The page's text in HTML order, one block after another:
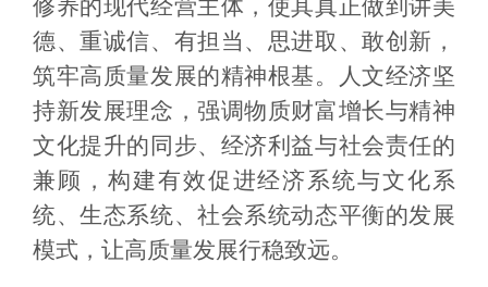
修养的现代经营主体，使其真正做到讲美
德、重诚信、有担当、思进取、敢创新，
筑牢高质量发展的精神根基。人文经济坚
持新发展理念，强调物质财富增长与精神
文化提升的同步、经济利益与社会责任的
兼顾，构建有效促进经济系统与文化系
统、生态系统、社会系统动态平衡的发展
模式，让高质量发展行稳致远。